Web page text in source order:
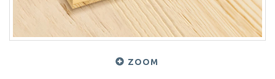
ZOOM